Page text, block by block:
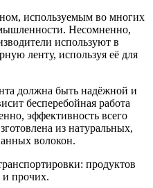
используемым во многих
Несомненно,
используют в
ленту, используя её для
должна быть надёжной и
бесперебойная работа
эффективность всего
из натуральных,
волокон.
продуктов
и прочих.